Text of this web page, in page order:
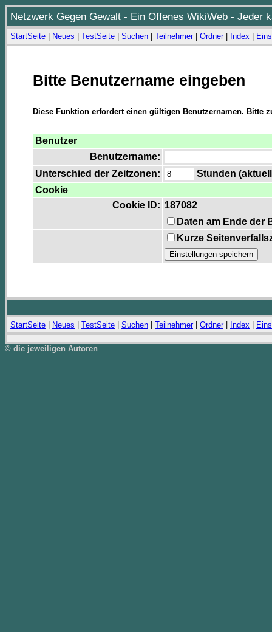
Netzwerk Gegen Gewalt - Ein Offenes WikiWeb - Jeder
StartSeite Neues TestSeite Suchen Teilnehmer| Ordner| Index
Bitte Benutzername eingeben
Diese Funktion erfordert einen gültigen Benutzernamen. Bitte
Benutzer
Benutzername:
Unterschied der Zeitzonen:
Stunden
Cookie
Cookie ID: 187082
Daten am Ende der
Kurze
StartSeite Neues TestSeite Suchen Teilnehmer| Ordner| Index
© die jeweiligen Autoren